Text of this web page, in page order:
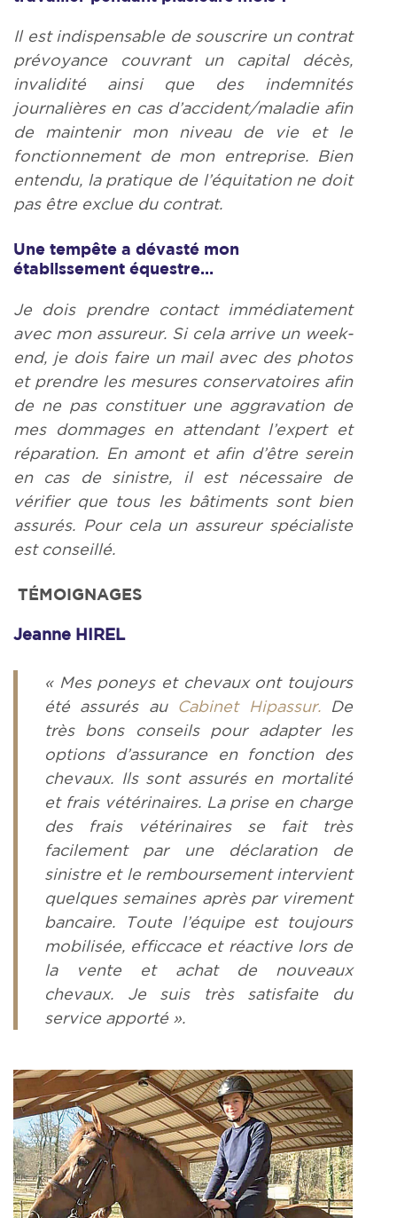
Il est indispensable de souscrire un contrat
prévoyance couvrant un capital décès,
invalidité ainsi que des indemnités
journalières en cas d’accident/maladie afin
de maintenir mon niveau de vie et le
fonctionnement de mon entreprise. Bien
entendu, la pratique de l’équitation ne doit
pas être exclue du contrat.
Une tempête a dévasté mon
établissement équestre…
Je dois prendre contact immédiatement
avec mon assureur. Si cela arrive un week-
end, je dois faire un mail avec des photos
et prendre les mesures conservatoires afin
de ne pas constituer une aggravation de
mes dommages en attendant l’expert et
réparation. En amont et afin d’être serein
en cas de sinistre, il est nécessaire de
vérifier que tous les bâtiments sont bien
assurés. Pour cela un assureur spécialiste
est conseillé.
TÉMOIGNAGES
Jeanne HIREL
« Mes poneys et chevaux ont toujours
été assurés au Cabinet Hipassur. De
très bons conseils pour adapter les
options d’assurance en fonction des
chevaux. Ils sont assurés en mortalité
et frais vétérinaires. La prise en charge
des frais vétérinaires se fait très
facilement par une déclaration de
sinistre et le remboursement intervient
quelques semaines après par virement
bancaire. Toute l’équipe est toujours
mobilisée, efficcace et réactive lors de
la vente et achat de nouveaux
chevaux. Je suis très satisfaite du
service apporté ».